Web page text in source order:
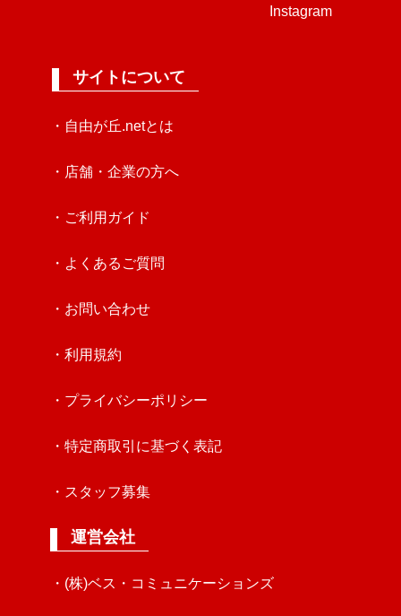
Instagram
サイトについて
・自由が丘.netとは
・店舗・企業の方へ
・ご利用ガイド
・よくあるご質問
・お問い合わせ
・利用規約
・プライバシーポリシー
・特定商取引に基づく表記
・スタッフ募集
運営会社
・(株)ベス・コミュニケーションズ